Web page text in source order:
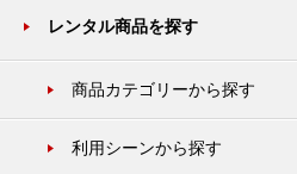
レンタル商品を探す
商品カテゴリーから探す
利用シーンから探す